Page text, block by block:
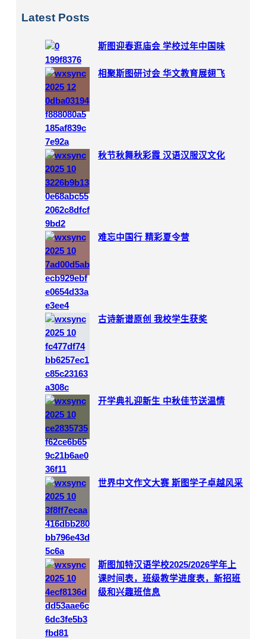
aLatest Posts
斯图迎春逛庙会 学校过年中国味
相聚斯图研讨会 华文教育展翅飞
秋节秋舞秋彩霞 汉语汉服汉文化
难忘中国行 精彩夏令营
古诗新谱原创 我校学生获奖
开学典礼迎新生 中秋佳节送温情
世界中文作文大赛 斯图学子卓越风采
斯图加特汉语学校2025/2026学年上
课时间表，班级教学进度表，新招班
级和兴趣班信息